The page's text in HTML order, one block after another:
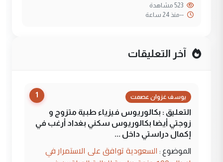
--منذ 24 ساعة
آخر التعليقات
1 يوسف غزوان عصمت
التعليق : بكالوريوس فيزياء طبية متزوج و
زوجتي أيضا بكالوريوس سكني بغداد أرغب في
إكمال دراستي داخل ...
الموضوع : السعودية توافق على الاستمرار في